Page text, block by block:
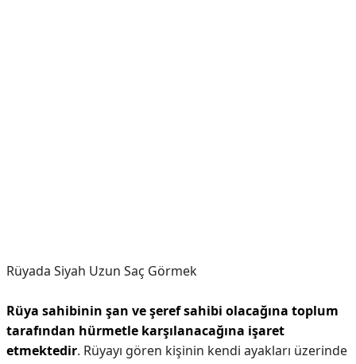
Rüyada Siyah Uzun Saç Görmek
Rüya sahibinin şan ve şeref sahibi olacağına toplum
tarafından hürmetle karşılanacağına işaret
etmektedir. Rüyayı gören kişinin kendi ayakları üzerinde